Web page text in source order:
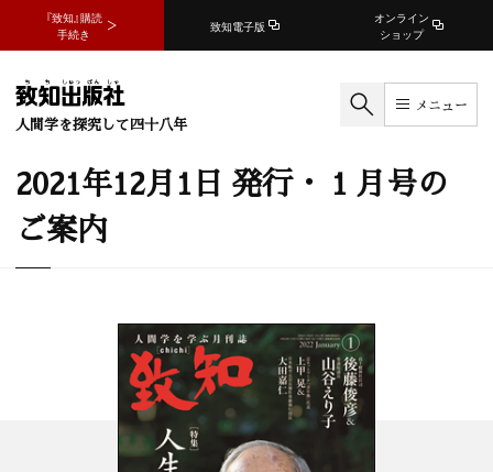
『致知』購読
手続き
致知電子版
オンライン
ショップ
人間学を探究して四十八年
メニュー
2021年12月1日 発行・ 1 月号の
ご案内